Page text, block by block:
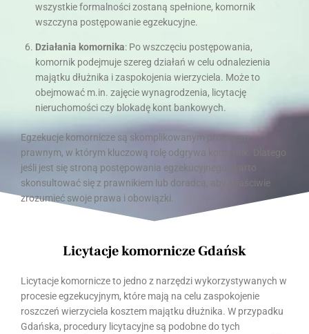
wszystkie formalności zostaną spełnione, komornik
wszczyna postępowanie egzekucyjne.
Działania komornika: Po wszczęciu postępowania,
komornik podejmuje szereg działań w celu odnalezienia
majątku dłużnika i zaspokojenia wierzyciela. Może to
obejmować m.in. zajęcie wynagrodzenia, licytację
nieruchomości czy blokadę kont bankowych.
Egzekucje komornicze są skomplikowanym procesem
prawnym, w którym kluczową rolę odgrywa komornik. Dlatego
jeśli jest się stroną postępowania egzekucyjnego, warto
skonsultować się z prawnikiem lub doradcą, aby właściwie
zrozumieć swoje prawa i obowiązki.
Licytacje komornicze Gdańsk
Licytacje komornicze to jedno z narzędzi wykorzystywanych w
procesie egzekucyjnym, które mają na celu zaspokojenie
roszczeń wierzyciela kosztem majątku dłużnika. W przypadku
Gdańska, procedury licytacyjne są podobne do tych